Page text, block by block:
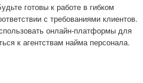
готовы к работе в гибком
с требованиями клиентов.
онлайн-платформы для
к агентствам найма персонала.